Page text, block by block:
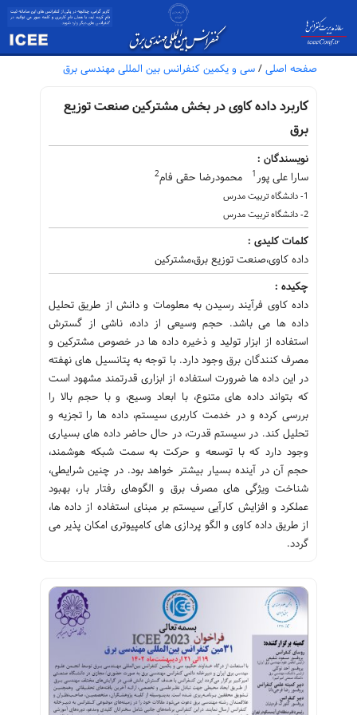
صفحه اصلی / سی و یکمین کنفرانس بین المللی مهندسی برق
کاربرد داده کاوی در بخش مشترکین صنعت توزیع
برق
نویسندگان :
سارا علی پور 1 محمودرضا حقی فام2
1- دانشگاه تربیت مدرس
2- دانشگاه تربیت مدرس
کلمات کلیدی :
داده کاوی،صنعت توزیع برق،مشترکین
چکیده :
داده کاوی فرآیند رسیدن به معلومات و دانش از طریق تحلیل
داده ها می باشد. حجم وسیعی از داده، ناشی از گسترش
استفاده از ابزار تولید و ذخیره داده ها در خصوص مشترکین و
مصرف کنندگان برق وجود دارد. با توجه به پتانسیل های نهفته
در این داده ها ضرورت استفاده از ابزاری قدرتمند مشهود است
که بتواند داده های متنوع، با ابعاد وسیع، و با حجم بالا را
بررسی کرده و در خدمت کاربری سیستم، داده ها را تجزیه و
تحلیل کند. در سیستم قدرت، در حال حاضر داده های بسیاری
وجود دارد که با توسعه و حرکت به سمت شبکه هوشمند،
حجم آن در آینده بسیار بیشتر خواهد بود. در چنین شرایطی،
شناخت ویژگی های مصرف برق و الگوهای رفتار بار، بهبود
عملکرد و افزایش کارآیی سیستم بر مبنای استفاده از داده ها،
از طریق داده کاوی و الگو پردازی های کامپیوتری امکان پذیر می
گردد.